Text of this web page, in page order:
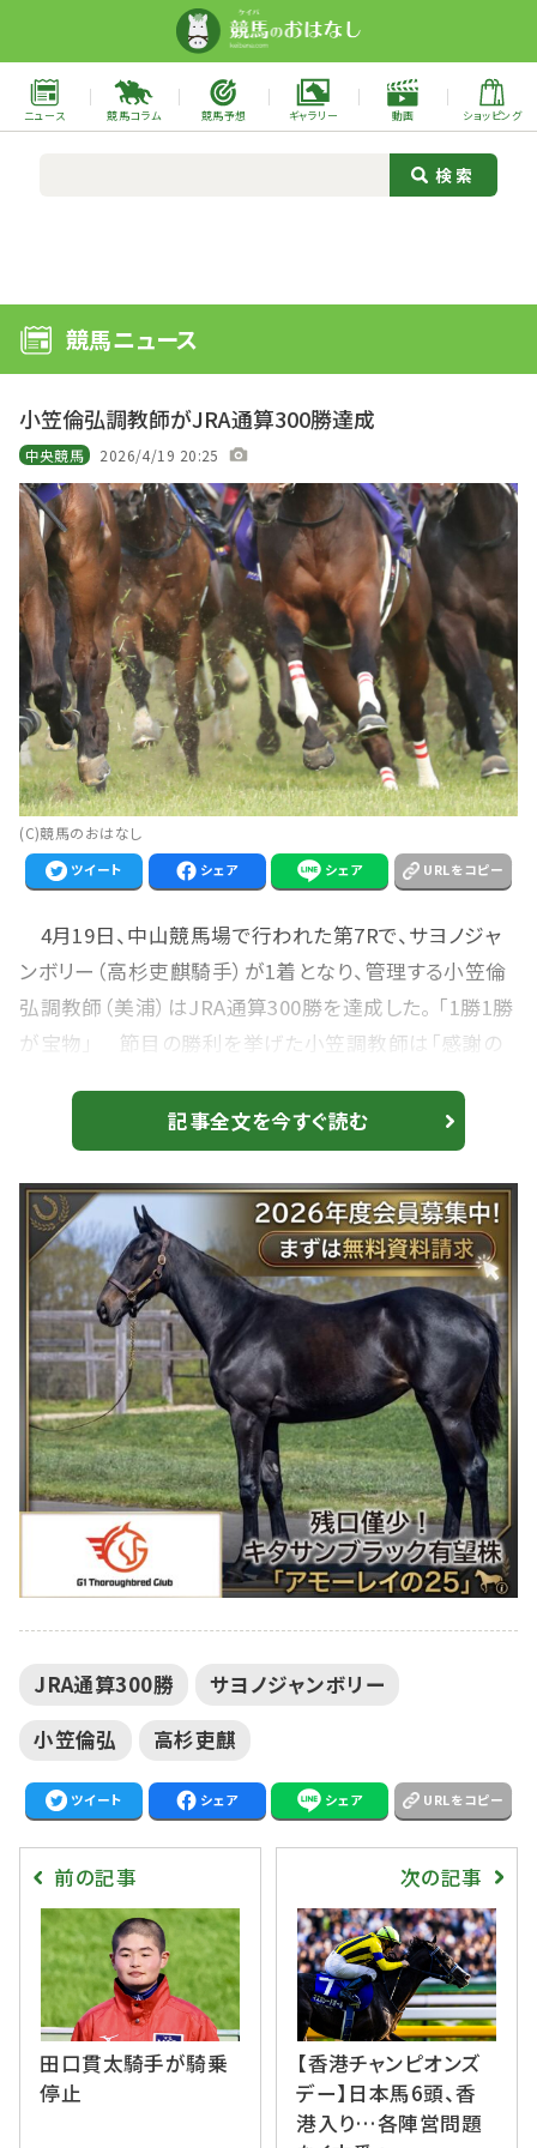
ニュース 競馬コラム 競馬予想 ギャラリー 動画 ショッピング
競馬ニュース
小笠倫弘調教師がJRA通算300勝達成
中央競馬 2026/4/19 20:25
(C)競馬のおはなし
ツイート シェア シェア URLをコピー
4月19日、中山競馬場で行われた第7Rで、サヨノジャ
ンボリー（高杉吏麒騎手）が1着となり、管理する小笠倫
弘調教師（美浦）はJRA通算300勝を達成した。 「1勝1勝
が宝物」 節目の勝利を挙げた小笠調教師は「感謝の
「オーナーの皆様、牧場関係者、ジョッキー、厩舎スタッ
フ、家族、ファンの皆様、多くの人に支えられて300も勝て
てとても嬉しいです」と周囲への感謝を述べた。 今後
に向けては「これからも1頭1頭の馬と真摯に向き合い、
地道に仕事に取り組んでいきたい...
記事全文を今すぐ読む
JRA通算300勝
サヨノジャンボリー
小笠倫弘
高杉吏麒
ツイート シェア シェア URLをコピー
前の記事
田口貫太騎手が騎乗
停止
次の記事
【香港チャンピオンズ
デー】日本馬6頭、香
港入り…各陣営問題